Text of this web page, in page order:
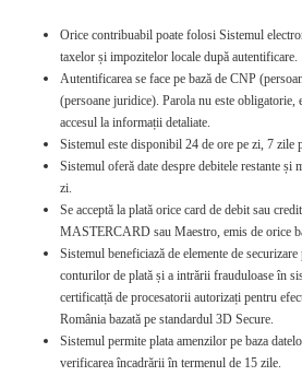
Orice contribuabil poate folosi Sistemul
taxelor și impozitelor locale după autentificare.
Autentificarea se face pe bază de CNP
(persoane juridice). Parola nu este obligatorie,
accesul la informații detaliate.
Sistemul este disponibil 24 de ore pe zi, 7 zile
Sistemul oferă date despre debitele restante și
zi.
Se acceptă la plată orice card de debit sau
MASTERCARD sau Maestro, emis de orice
Sistemul beneficiază de elemente de
conturilor de plată și a intrării frauduloase în
certificatță de procesatorii autorizați pentru
România bazată pe standardul 3D Secure.
Sistemul permite plata amenzilor pe baza
verificarea încadrării în termenul de 15 zile.